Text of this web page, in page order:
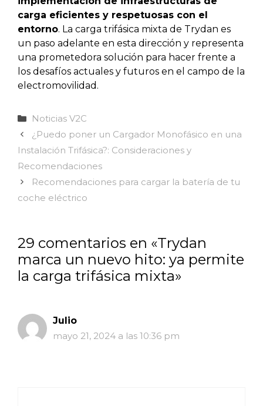
carga eficientes y respetuosas con el
entorno. La carga trifásica mixta de Trydan es
un paso adelante en esta dirección y representa
una prometedora solución para hacer frente a
los desafíos actuales y futuros en el campo de la
electromovilidad.
Categorías
Noticias V2C
¿Puedo poner un Cargador Monofásico en una
Instalación Trifásica?: Consideraciones y
Recomendaciones
Recomendaciones para cargar la batería de tu
coche eléctrico
29 comentarios en «Trydan
marca un nuevo hito: ya permite
la carga trifásica mixta»
Julio
mayo 21, 2024 a las 10:36 pm